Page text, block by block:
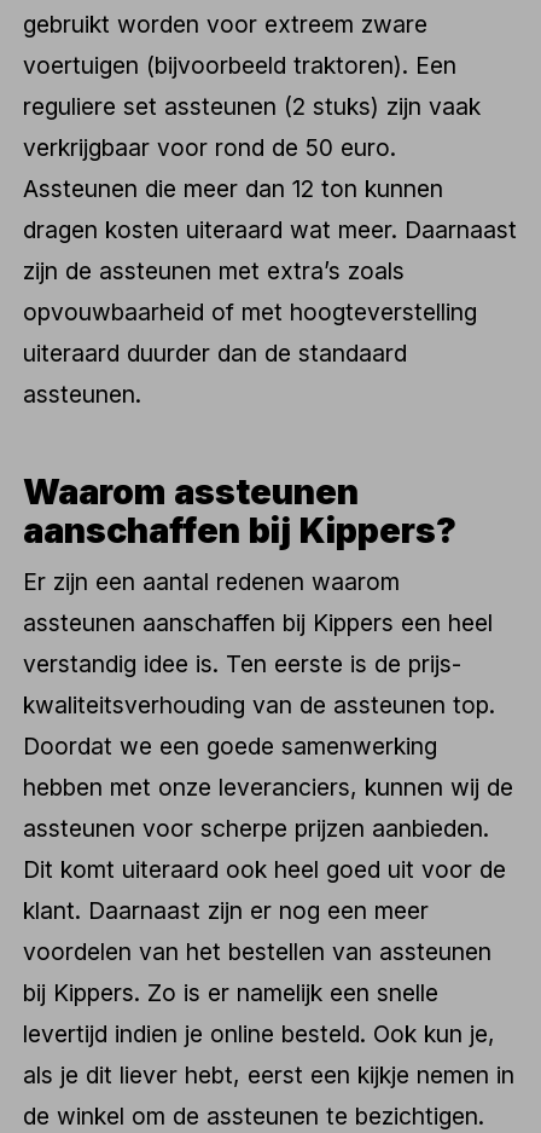
gebruikt worden voor extreem zware
voertuigen (bijvoorbeeld traktoren). Een
reguliere set assteunen (2 stuks) zijn vaak
verkrijgbaar voor rond de 50 euro.
Assteunen die meer dan 12 ton kunnen
dragen kosten uiteraard wat meer. Daarnaast
zijn de assteunen met extra’s zoals
opvouwbaarheid of met hoogteverstelling
uiteraard duurder dan de standaard
assteunen.
Waarom assteunen
aanschaffen bij Kippers?
Er zijn een aantal redenen waarom
assteunen aanschaffen bij Kippers een heel
verstandig idee is. Ten eerste is de prijs-
kwaliteitsverhouding van de assteunen top.
Doordat we een goede samenwerking
hebben met onze leveranciers, kunnen wij de
assteunen voor scherpe prijzen aanbieden.
Dit komt uiteraard ook heel goed uit voor de
klant. Daarnaast zijn er nog een meer
voordelen van het bestellen van assteunen
bij Kippers. Zo is er namelijk een snelle
levertijd indien je online besteld. Ook kun je,
als je dit liever hebt, eerst een kijkje nemen in
de winkel om de assteunen te bezichtigen.